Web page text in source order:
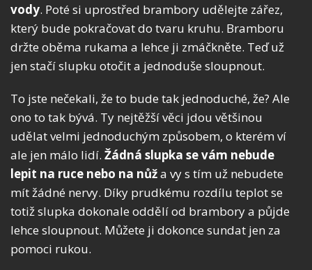
vody. Poté si uprostřed brambory udělejte zářez,
který bude pokračovat do tvaru kruhu. Bramboru
držte oběma rukama a lehce ji zmáčkněte. Teď už
jen stačí slupku otočit a jednoduše sloupnout.
To jste nečekali, že to bude tak jednoduché, že? Ale
ono to tak bývá. Ty nejtěžší věci jdou většinou
udělat velmi jednoduchým způsobem, o kterém ví
ale jen málo lidí. Žádná slupka se vám nebude
lepit na ruce nebo na nůža vy s tím už nebudete
mít žádné nervy. Díky prudkému rozdílu teplot se
totiž slupka dokonale oddělí od brambory a půjde
lehce sloupnout. Můžete ji dokonce sundat jen za
pomoci rukou.